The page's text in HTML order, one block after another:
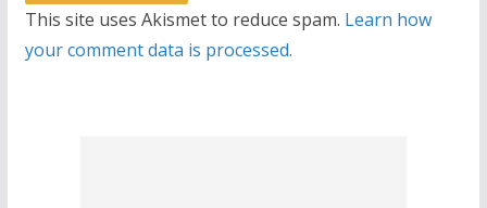
This site uses Akismet to reduce spam. Learn how
your comment data is processed.